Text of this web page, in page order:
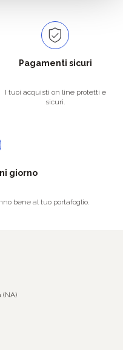
Pagamenti sicuri
I tuoi acquisti on line protetti e
sicuri.
giorno
bene al tuo portafoglio.
(NA)